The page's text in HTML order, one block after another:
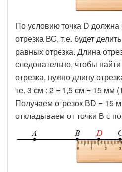
По условию точка D должна
отрезка ВС, т.е. будет
равных отрезка. Длина
следовательно, чтобы
отрезка, нужно длину
те. 3 см : 2 = 1,5 см = 15 мм
Получаем отрезок ВD = 15
откладываем от точки В с